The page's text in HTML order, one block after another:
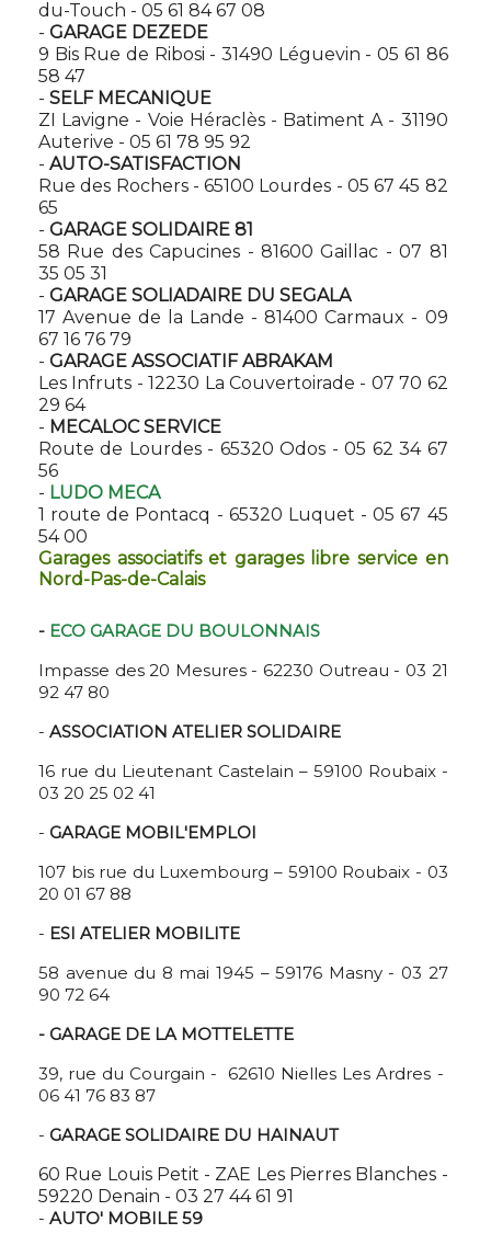
du-Touch - 05 61 84 67 08
- GARAGE DEZEDE
9 Bis Rue de Ribosi - 31490 Léguevin - 05 61 86
58 47
- SELF MECANIQUE
ZI Lavigne - Voie Héraclès - Batiment A - 31190
Auterive - 05 61 78 95 92
- AUTO-SATISFACTION
Rue des Rochers - 65100 Lourdes - 05 67 45 82
65
- GARAGE SOLIDAIRE 81
58 Rue des Capucines - 81600 Gaillac - 07 81
35 05 31
- GARAGE SOLIADAIRE DU SEGALA
17 Avenue de la Lande - 81400 Carmaux - 09
67 16 76 79
- GARAGE ASSOCIATIF ABRAKAM
Les Infruts - 12230 La Couvertoirade - 07 70 62
29 64
- MECALOC SERVICE
Route de Lourdes - 65320 Odos - 05 62 34 67
56
- LUDO MECA
1 route de Pontacq - 65320 Luquet - 05 67 45
54 00
Garages associatifs et garages libre service en
Nord-Pas-de-Calais
- ECO GARAGE DU BOULONNAIS
Impasse des 20 Mesures - 62230 Outreau - 03 21
92 47 80
- ASSOCIATION ATELIER SOLIDAIRE
16 rue du Lieutenant Castelain – 59100 Roubaix -
03 20 25 02 41
- GARAGE MOBIL'EMPLOI
107 bis rue du Luxembourg – 59100 Roubaix - 03
20 01 67 88
- ESI ATELIER MOBILITE
58 avenue du 8 mai 1945 – 59176 Masny - 03 27
90 72 64
- GARAGE DE LA MOTTELETTE
39, rue du Courgain - 62610 Nielles Les Ardres -
06 41 76 83 87
- GARAGE SOLIDAIRE DU HAINAUT
60 Rue Louis Petit - ZAE Les Pierres Blanches -
59220 Denain - 03 27 44 61 91
- AUTO' MOBILE 59